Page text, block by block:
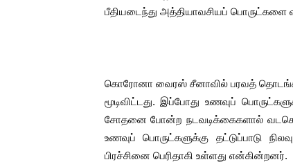
பீதியடைந்து அத்தியாவசியப் பொருட்களை
கொரோனா வைரஸ் சீனாவில் பரவத்
மூடிவிட்டது. இப்போது உணவுப்
சோதனை போன்ற நடவடிக்கைகளால்
உணவுப் பொருட்களுக்கு தட்டுப்பாடு
பிரச்சினை பெரிதாகி உள்ளது என்கின்றனர்.